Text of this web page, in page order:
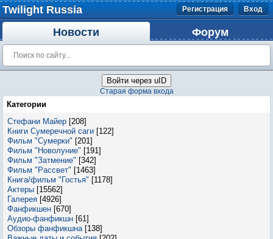
Twilight Russia Регистрация Вход
Новости Форум
Войти через uID
Старая форма входа
Категории
Стефани Майер [208]
Книги Сумеречной саги [122]
Фильм "Сумерки" [201]
Фильм "Новолуние" [191]
Фильм "Затмение" [342]
Фильм "Рассвет" [1463]
Книга/фильм "Гостья" [1178]
Актеры [15562]
Галерея [4926]
Фанфикшен [670]
Аудио-фанфикшн [61]
Обзоры фанфикшна [138]